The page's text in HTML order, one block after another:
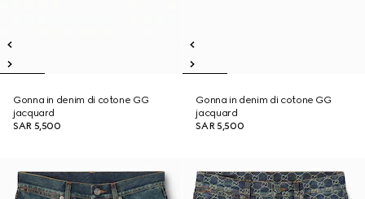
Gonna in denim di cotone GG
jacquard
SAR 5,500
Gonna in denim di cotone GG
jacquard
SAR 5,500